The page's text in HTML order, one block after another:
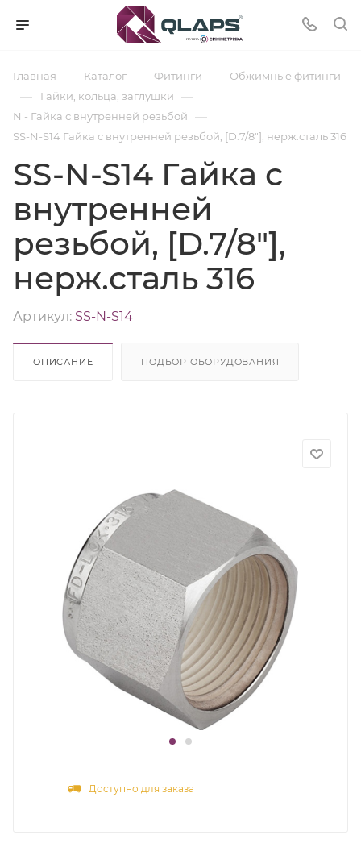
Главная — Каталог — Фитинги — Обжимные фитинги
— Гайки, кольца, заглушки —
N - Гайка с внутренней резьбой —
SS-N-S14 Гайка с внутренней резьбой, [D.7/8"], нерж.сталь 316
SS-N-S14 Гайка с
внутренней
резьбой, [D.7/8"],
нерж.сталь 316
Артикул: SS-N-S14
ОПИСАНИЕ ПОДБОР ОБОРУДОВАНИЯ
Доступно для заказа